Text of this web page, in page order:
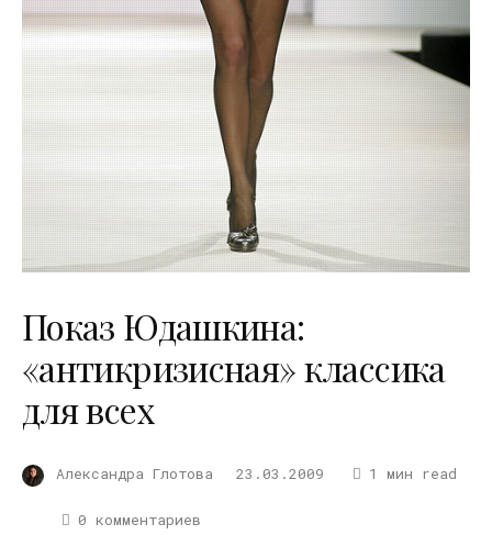
Показ Юдашкина:
«антикризисная» классика
для всех
Александра Глотова 23.03.2009 1 мин read
0 комментариев